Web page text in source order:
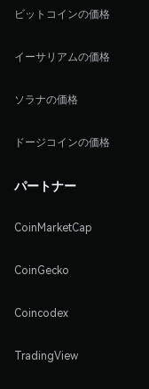
ビットコインの価格
イーサリアムの価格
ソラナの価格
ドージコインの価格
パートナー
CoinMarketCap
CoinGecko
Coincodex
TradingView